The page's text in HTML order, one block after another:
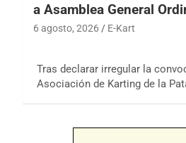
a Asamblea General
6 agosto, 2026 E-Kart
Tras declarar irregular la
Asociación de Karting de la